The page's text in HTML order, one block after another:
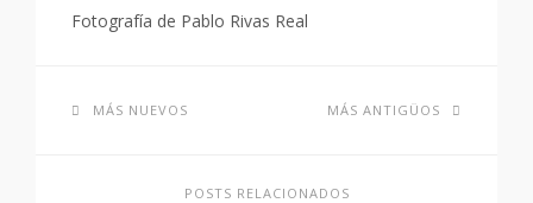
Fotografía de Pablo Rivas Real
MÁS NUEVOS MÁS ANTIGÜOS
POSTS RELACIONADOS